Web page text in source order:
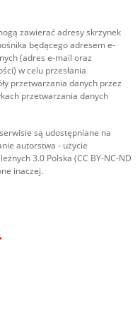
zawierać adresy skrzynek
będącego adresem e-
(adres e-mail oraz
w celu przesłania
przetwarzania danych przez
przetwarzania danych
są udostępniane na
autorstwa - użycie
3.0 Polska (CC BY-NC-ND
inaczej.